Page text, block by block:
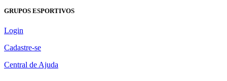
GRUPOS ESPORTIVOS
Login
Cadastre-se
Central de Ajuda